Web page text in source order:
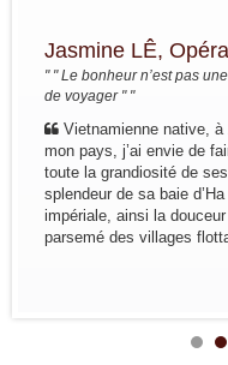
Jasmine LÊ,
" " Le bonheur n’est pas
de voyager " "
Vietnamienne native,
mon pays, j’ai envie de
toute la grandiosité de
splendeur de sa baie
impériale, ainsi la
parsemé des villages